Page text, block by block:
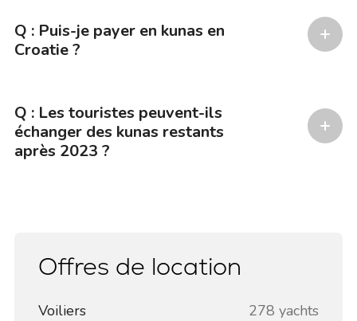
Q : Puis-je payer en kunas en
Croatie ?
Q : Les touristes peuvent-ils
échanger des kunas restants
après 2023 ?
Offres de location
Voiliers
278 yachts